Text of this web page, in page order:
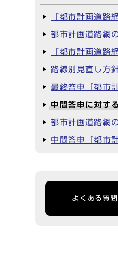
「都市計画道路
都市計画道路網
「都市計画道路
路線別見直し方
最終答申「都市
中間答申に対す
都市計画道路網
中間答申「都市
よくある質